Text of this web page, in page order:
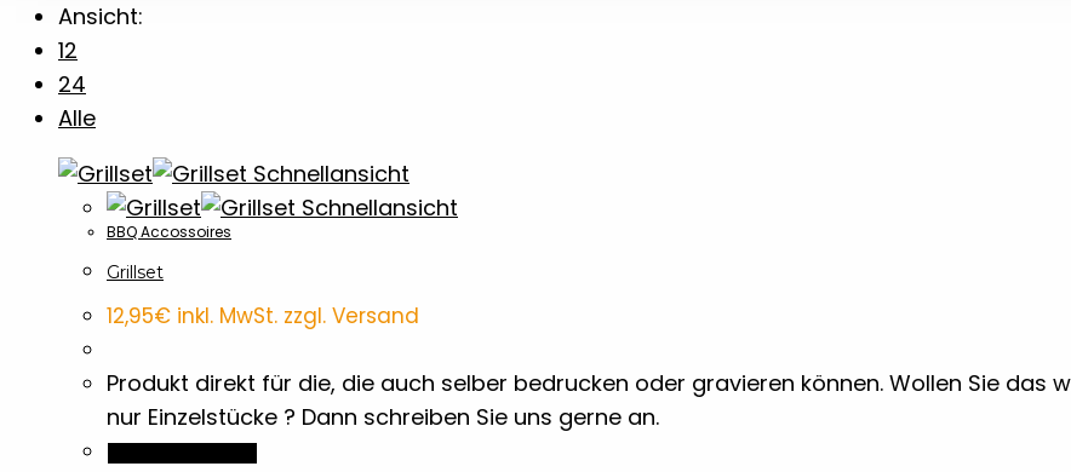
Ansicht:
12
24
Alle
Schnellansicht
Schnellansicht
BBQ Accossoires
Grillset
12,95€ inkl. MwSt. zzgl. Versand
Produkt direkt für die, die auch selber bedrucken oder gravieren können. Wollen Sie das
nur Einzelstücke ? Dann schreiben Sie uns gerne an.